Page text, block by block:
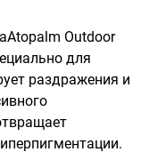
Outdoor
для
раздражения и